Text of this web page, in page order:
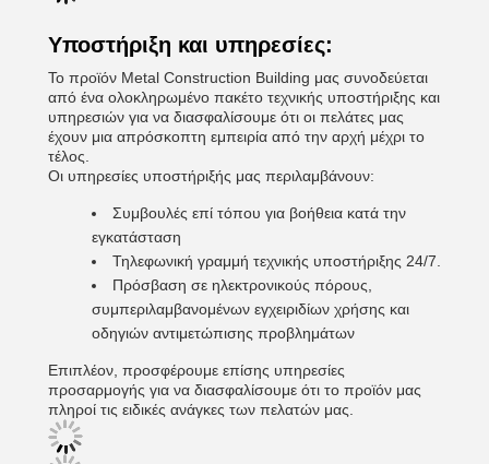
Υποστήριξη και υπηρεσίες:
Το προϊόν Metal Construction Building μας συνοδεύεται
από ένα ολοκληρωμένο πακέτο τεχνικής υποστήριξης και
υπηρεσιών για να διασφαλίσουμε ότι οι πελάτες μας
έχουν μια απρόσκοπτη εμπειρία από την αρχή μέχρι το
τέλος.
Οι υπηρεσίες υποστήριξής μας περιλαμβάνουν:
Συμβουλές επί τόπου για βοήθεια κατά την
εγκατάσταση
Τηλεφωνική γραμμή τεχνικής υποστήριξης 24/7.
Πρόσβαση σε ηλεκτρονικούς πόρους,
συμπεριλαμβανομένων εγχειριδίων χρήσης και
οδηγιών αντιμετώπισης προβλημάτων
Επιπλέον, προσφέρουμε επίσης υπηρεσίες
προσαρμογής για να διασφαλίσουμε ότι το προϊόν μας
πληροί τις ειδικές ανάγκες των πελατών μας.